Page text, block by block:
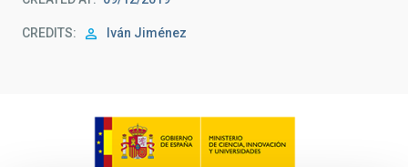
CREDITS Iván Jiménez